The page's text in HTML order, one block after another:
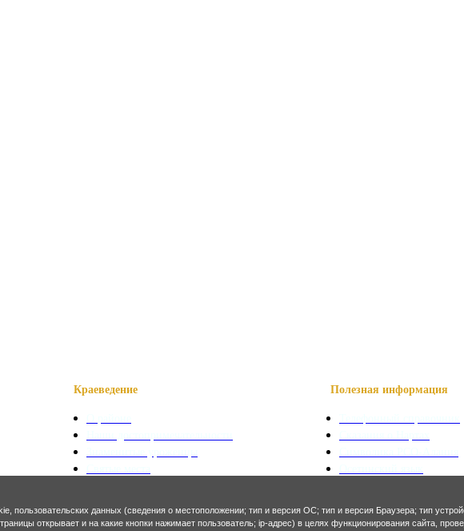
Краеведение Полезная информация
Экономика и финансы Архитектура и ЖКХ
пользовательских данных (сведения о местоположении; тип и версия ОС; тип и версия Браузера; тип
открывает и на какие кнопки нажимает пользователь; ip-адрес) в целях функционирования сайта,